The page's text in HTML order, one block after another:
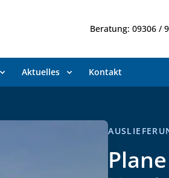
Beratung: 09306 /
Aktuelles Kontakt